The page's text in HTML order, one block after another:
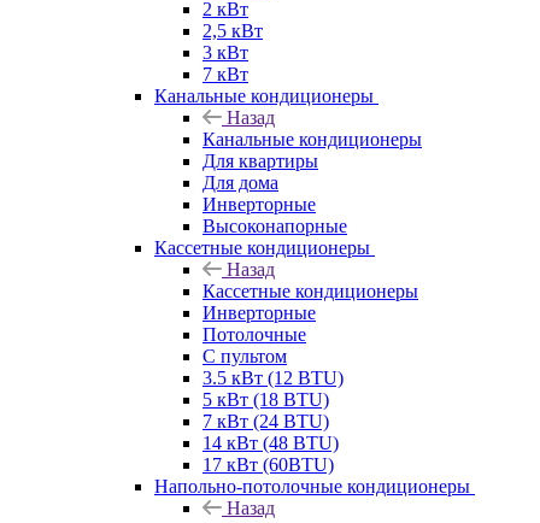
2 кВт
2,5 кВт
3 кВт
7 кВт
Канальные кондиционеры
Назад
Канальные кондиционеры
Для квартиры
Для дома
Инверторные
Высоконапорные
Кассетные кондиционеры
Назад
Кассетные кондиционеры
Инверторные
Потолочные
С пультом
3.5 кВт (12 BTU)
5 кВт (18 BTU)
7 кВт (24 BTU)
14 кВт (48 BTU)
17 кВт (60BTU)
Напольно-потолочные кондиционеры
Назад